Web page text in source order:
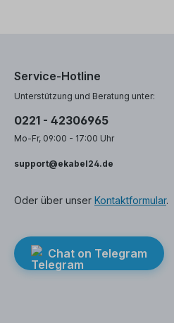
Service-Hotline
Unterstützung und Beratung unter:
0221 - 42306965
Mo-Fr, 09:00 - 17:00 Uhr
support@ekabel24.de
Oder über unser Kontaktformular.
Chat on Telegram